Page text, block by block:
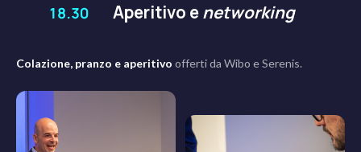
18.30 Aperitivo enetworking
Colazione, pranzo e aperitivo offerti da Wibo e Serenis.